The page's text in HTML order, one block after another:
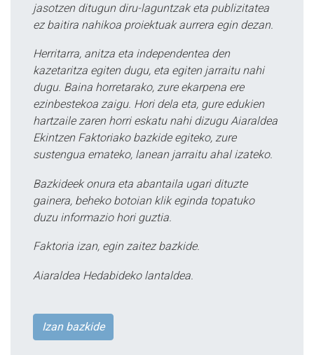
jasotzen ditugun diru-laguntzak eta publizitatea
ez baitira nahikoa proiektuak aurrera egin dezan.
Herritarra, anitza eta independentea den
kazetaritza egiten dugu, eta egiten jarraitu nahi
dugu. Baina horretarako, zure ekarpena ere
ezinbestekoa zaigu. Hori dela eta, gure edukien
hartzaile zaren horri eskatu nahi dizugu Aiaraldea
Ekintzen Faktoriako bazkide egiteko, zure
sustengua emateko, lanean jarraitu ahal izateko.
Bazkideek onura eta abantaila ugari dituzte
gainera, beheko botoian klik eginda topatuko
duzu informazio hori guztia.
Faktoria izan, egin zaitez bazkide.
Aiaraldea Hedabideko lantaldea.
Izan bazkide